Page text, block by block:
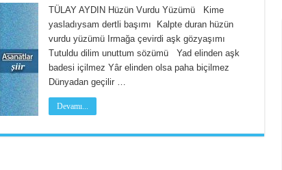
TÜLAY AYDIN Hüzün Vurdu Yüzümü Kime
yasladıysam dertli başımı Kalpte duran hüzün
vurdu yüzümü Irmağa çevirdi aşk gözyaşımı
Tutuldu dilim unuttum sözümü Yad elinden aşk
badesi içilmez Yâr elinden olsa paha biçilmez
Dünyadan geçilir …
Devamı...